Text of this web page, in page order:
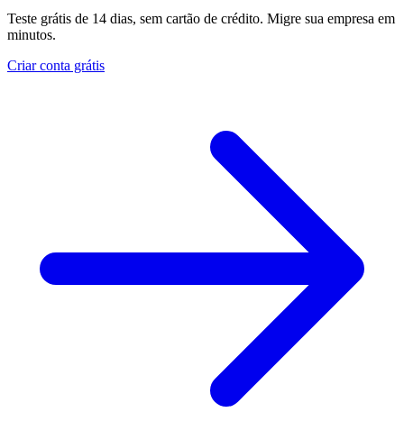
Teste grátis de 14 dias, sem cartão de crédito. Migre sua empresa em
minutos.
Criar conta grátis